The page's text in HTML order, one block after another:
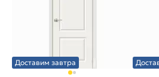
Доставим завтра